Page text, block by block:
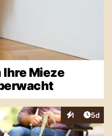
Mieze
1
Interaktionen
5d